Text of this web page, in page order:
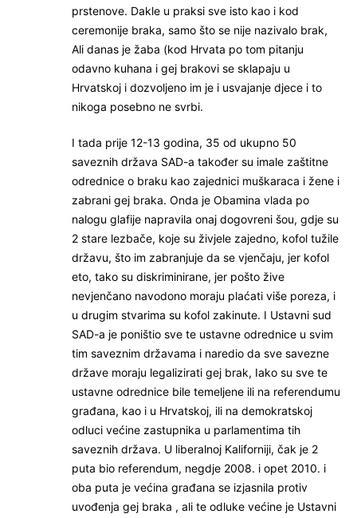
prstenove. Dakle u praksi sve isto kao i kod
ceremonije braka, samo što se nije nazivalo brak,
Ali danas je žaba (kod Hrvata po tom pitanju
odavno kuhana i gej brakovi se sklapaju u
Hrvatskoj i dozvoljeno im je i usvajanje djece i to
nikoga posebno ne svrbi.
I tada prije 12-13 godina, 35 od ukupno 50
saveznih država SAD-a također su imale zaštitne
odrednice o braku kao zajednici muškaraca i žene i
zabrani gej braka. Onda je Obamina vlada po
nalogu glafije napravila onaj dogovreni šou, gdje su
2 stare lezbače, koje su živjele zajedno, kofol tužile
državu, što im zabranjuje da se vjenčaju, jer kofol
eto, tako su diskriminirane, jer pošto žive
nevjenčano navodono moraju plaćati više poreza, i
u drugim stvarima su kofol zakinute. I Ustavni sud
SAD-a je poništio sve te ustavne odrednice u svim
tim saveznim državama i naredio da sve savezne
države moraju legalizirati gej brak, Iako su sve te
ustavne odrednice bile temeljene ili na referendumu
građana, kao i u Hrvatskoj, ili na demokratskoj
odluci većine zastupnika u parlamentima tih
saveznih država. U liberalnoj Kaliforniji, čak je 2
puta bio referendum, negdje 2008. i opet 2010. i
oba puta je većina građana se izjasnila protiv
uvođenja gej braka , ali te odluke većine je Ustavni